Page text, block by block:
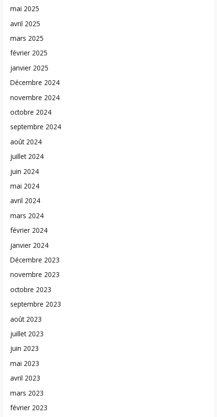
mai 2025
avril 2025
mars 2025
février 2025
janvier 2025
Décembre 2024
novembre 2024
octobre 2024
septembre 2024
août 2024
juillet 2024
juin 2024
mai 2024
avril 2024
mars 2024
février 2024
janvier 2024
Décembre 2023
novembre 2023
octobre 2023
septembre 2023
août 2023
juillet 2023
juin 2023
mai 2023
avril 2023
mars 2023
février 2023